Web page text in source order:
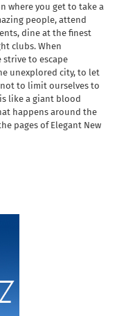
where you get to take a
people, attend
dine at the finest
clubs. When
strive to escape
unexplored city, to let
not to limit ourselves to
like a giant blood
happens around the
pages of Elegant New